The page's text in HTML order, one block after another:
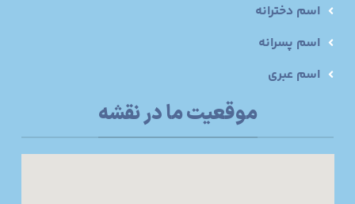
اسم دخترانه
اسم پسرانه
اسم عبری
موقعیت ما در نقشه